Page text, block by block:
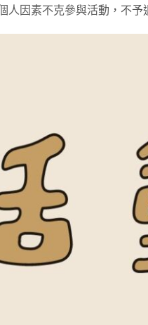
人因素不克參與活動，不予